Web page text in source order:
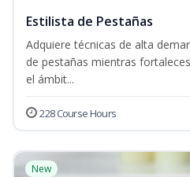
Estilista de Pestañas
Adquiere técnicas de alta
de pestañas mientras
el ámbit...
228 Course Hours
New